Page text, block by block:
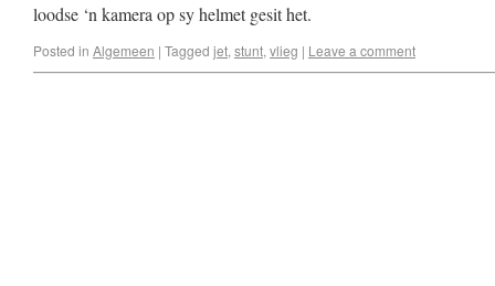
loodse ‘n kamera op sy helmet gesit het.
Posted in Algemeen | Tagged jet, stunt, vlieg | Leave a comment